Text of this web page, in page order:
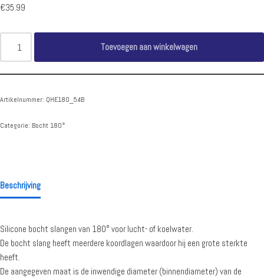
€35.99
Toevoegen aan winkelwagen
Artikelnummer: QHE180_54B
Categorie: Bocht 180°
Beschrijving
Silicone bocht slangen van 180° voor lucht- of koelwater.
De bocht slang heeft meerdere koordlagen waardoor hij een grote sterkte
heeft.
De aangegeven maat is de inwendige diameter (binnendiameter) van de